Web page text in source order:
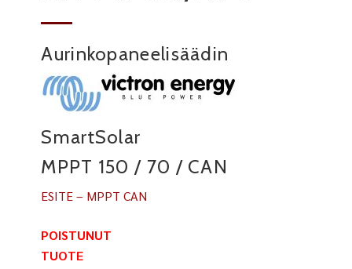
Aurinkopaneelisäädin
SmartSolar
MPPT 150 / 70 / CAN
ESITE – MPPT CAN
POISTUNUT
TUOTE